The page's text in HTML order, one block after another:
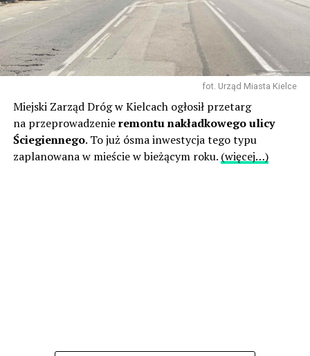
fot. Urząd Miasta Kielce
Miejski Zarząd Dróg w Kielcach ogłosił przetarg
na przeprowadzenieremontu nakładkowego ulicy
Ściegiennego. To już ósma inwestycja tego typu
zaplanowana w mieście w bieżącym roku. (więcej…)